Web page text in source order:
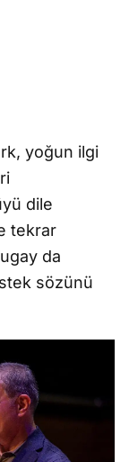
yoğun ilgi
dile
tekrar
da
sözünü